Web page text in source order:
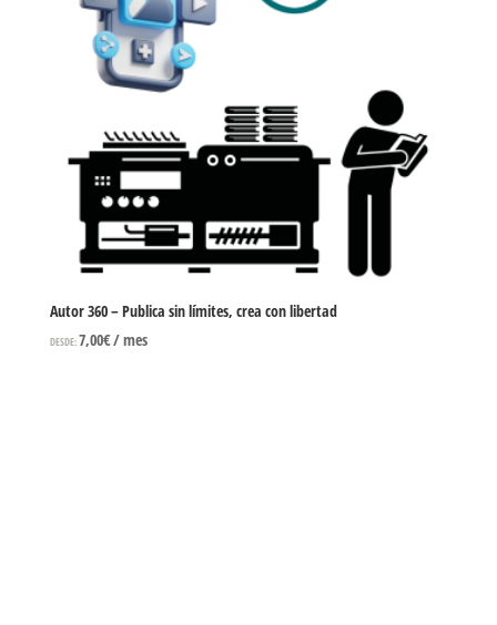
Autor 360 – Publica sin límites, crea con libertad
DESDE:7,00€/ mes